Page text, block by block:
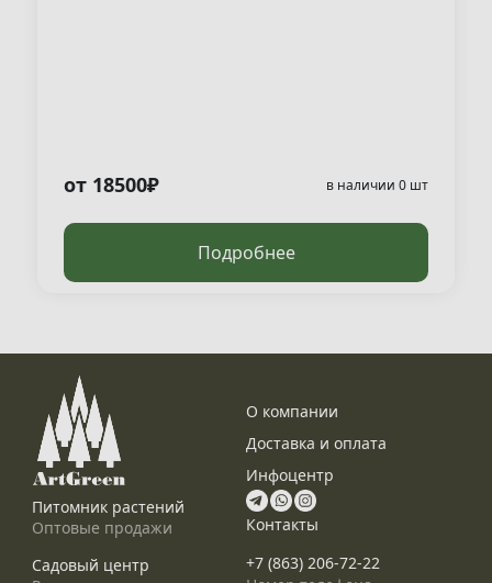
от 18500₽ в наличии 0 шт
Подробнее
Питомник растений
Оптовые продажи
Садовый центр
О компании
Доставка и оплата
Инфоцентр
Контакты
+7 (863) 206-72-22